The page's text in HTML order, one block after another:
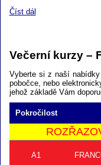
Číst dál
Večerní kurzy –
Vyberte si z naší
pobočce, nebo
jehož základě Vám
Pokročilost
A1